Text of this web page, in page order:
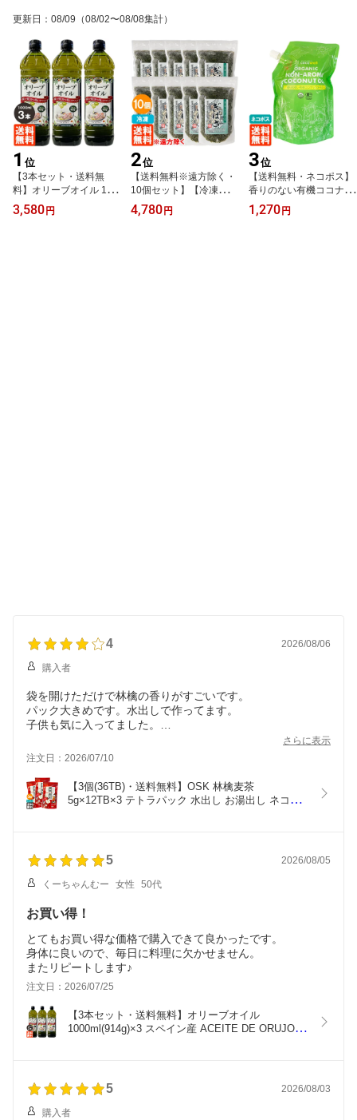
更新日 ： 08/09 （08/02〜08/08集計）
1 位
【3本セット・送料無
料】オリーブオイル 100
0ml(914g)×3 スペイン産
ACEITE DE ORUJO DE
3,580 円
2位
【送料無料※遠方除く・
10個セット】【冷凍】ぎ
ばさ(アカモク) ボイル済
200g×10個 男鹿なび(三
4,780 円
3位
【送料無料・ネコポス】
香りのない有機ココナッ
ツオイル (プレミアム コ
コナッツオイル) ココウ
1,270 円
4 2026/08/06
購入者
袋を開けただけで林檎の香りがすごいです。
パック大きめです。水出しで作ってます。
子供も気に入ってました。
麦茶なのが良いです。ノンカフェインでアップルティーが飲
める。
た。
りんごの香りがほんのりになっても良いので、香料じゃなく
林檎を使ってくれてたら、リピート確定してました。
さらに表示
注文日：2026/07/10
【3個(36TB)・送料無料】OSK 林檎麦茶
5g×12TB×3 テトラパック 水出し お湯出し ネコポ
5 2026/08/05
くーちゃんむー 女性 50代
お買い得！
とてもお買い得な価格で購入できて良かったです。
身体に良いので、毎日に料理に欠かせません。
またリピートします♪
注文日：2026/07/25
【3本セット・送料無料】オリーブオイル
1000ml(914g)×3 スペイン産 ACEITE DE ORUJO
5 2026/08/03
購入者